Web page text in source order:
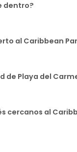
dentro?
al Caribbean
de Playa del
cercanos al